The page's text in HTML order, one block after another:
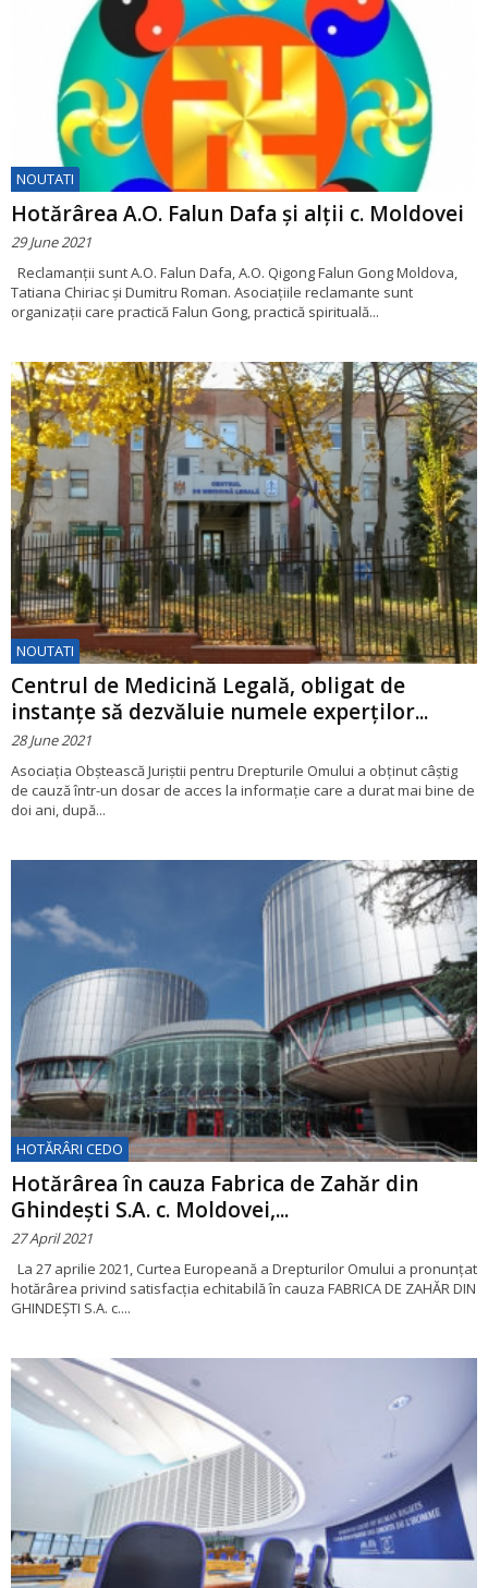
NOUTATI
Hotărârea A.O. Falun Dafa și alții c. Moldovei
29 June 2021
Reclamanții sunt A.O. Falun Dafa, A.O. Qigong Falun Gong Moldova,
Tatiana Chiriac și Dumitru Roman. Asociațiile reclamante sunt
organizații care practică Falun Gong, practică spirituală...
NOUTATI
Centrul de Medicină Legală, obligat de
instanțe să dezvăluie numele experților...
28 June 2021
Asociația Obștească Juriștii pentru Drepturile Omului a obținut câștig
de cauză într-un dosar de acces la informație care a durat mai bine de
doi ani, după...
HOTĂRÂRI CEDO
Hotărârea în cauza Fabrica de Zahăr din
Ghindeşti S.A. c. Moldovei,...
27 April 2021
La 27 aprilie 2021, Curtea Europeană a Drepturilor Omului a pronunțat
hotărârea privind satisfacția echitabilă în cauza FABRICA DE ZAHĂR DIN
GHINDEŞTI S.A. c....